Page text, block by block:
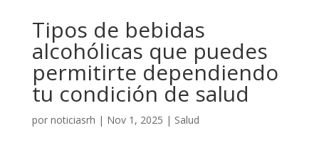
Tipos de bebidas
alcohólicas que puedes
permitirte dependiendo
tu condición de salud
por noticiasrh | Nov 1, 2025 | Salud